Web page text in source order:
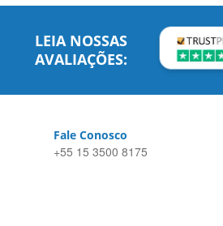
LEIA NOSSAS
AVALIAÇÕES:
Fale Conosco
+55 15 3500 8175